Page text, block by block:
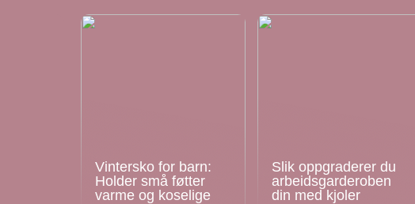
Vintersko for barn:
Holder små føtter
varme og koselige
Slik oppgraderer du
arbeidsgarderoben
din med kjoler